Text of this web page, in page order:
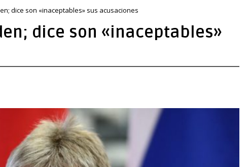
dice son «inaceptables» sus acusaciones
dice son «inaceptables»